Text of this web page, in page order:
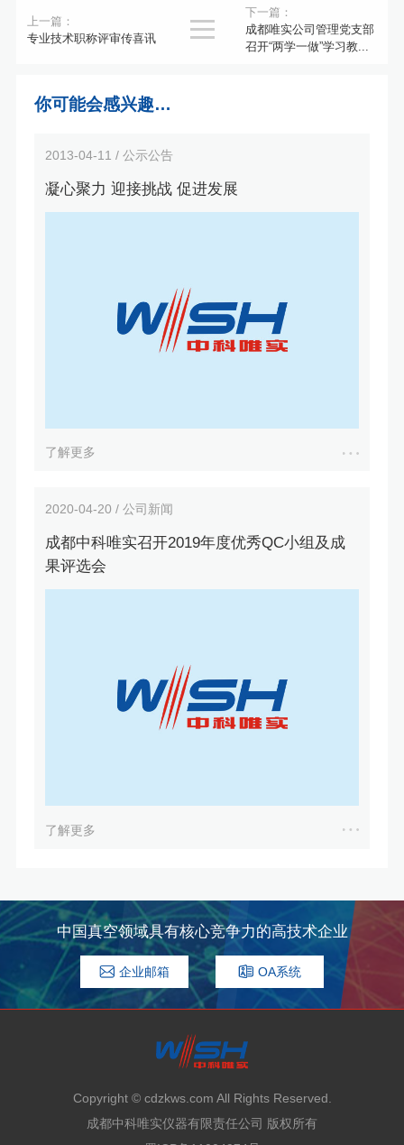
上一篇：
专业技术职称评审传喜讯
下一篇：
成都唯实公司管理党支部
召开“两学一做”学习教...

你可能会感兴趣…
2013-04-11 / 公示公告
凝心聚力 迎接挑战 促进发展
了解更多
2020-04-20 / 公司新闻
成都中科唯实召开2019年度优秀QC小组及成
果评选会
了解更多
中国真空领域具有核心竞争力的高技术企业
企业邮箱 OA系统
Copyright © cdzkws.com All Rights Reserved.
成都中科唯实仪器有限责任公司 版权所有